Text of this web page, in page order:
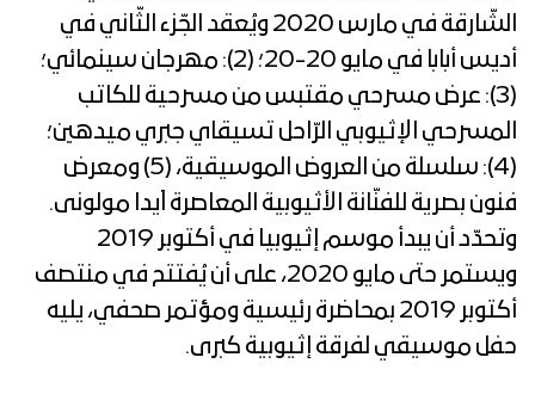
الشّارقة في مارس 2020 ويُعقد الجّزء الثّاني في
أديس أبابا في مايو 20-20؛ (2): مهرجان سينمائي؛
(3): عرض مسرحي مقتبس من مسرحية للكاتب
المسرحي الإثيوبي الرّاحل تسيقاي جبري ميدهين؛
(4): سلسلة من العروض الموسيقية، (5) ومعرض
فنون بصرية للفنّانة الأثيوبية المعاصرة آيدا مولونى.
وتحدّد أن يبدأ موسم إثيوبيا في أكتوبر 2019
ويستمر حتى مايو 2020، على أن يُفتتح في منتصف
أكتوبر 2019 بمحاضرة رئيسية ومؤتمر صحفي، يليه
حفل موسيقي لفرقة إثيوبية كبرى.